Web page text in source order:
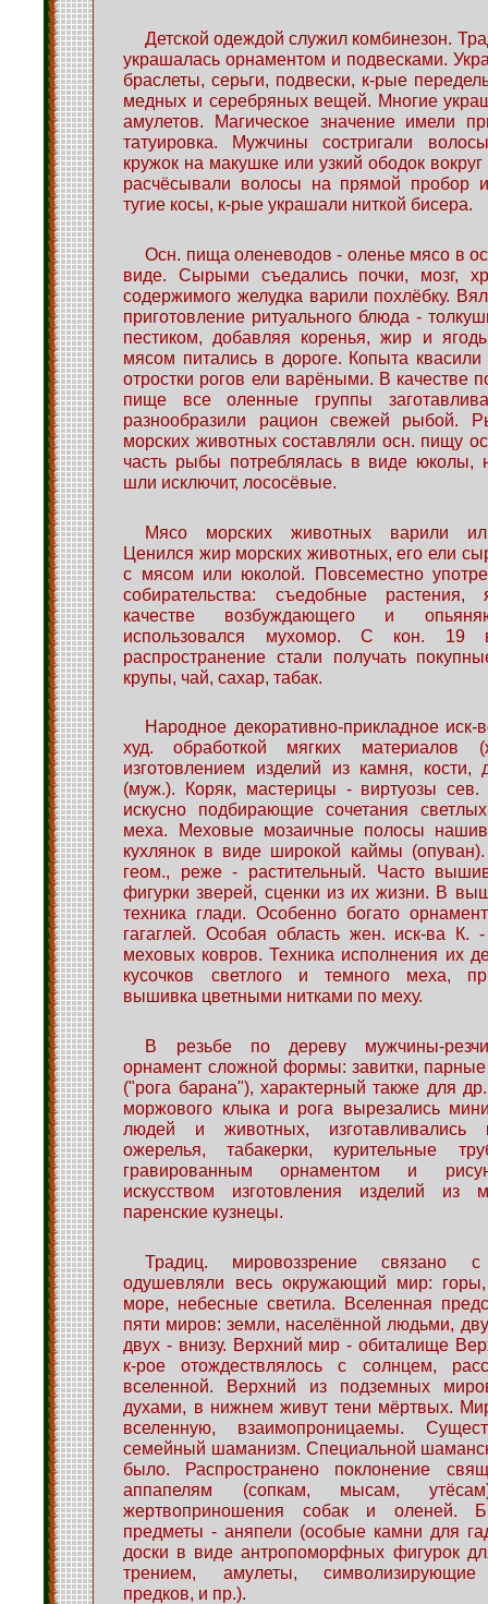
Детской одеждой служил комбинезон.
украшалась орнаментом и подвесками.
браслеты, серьги, подвески, к-рые
медных и серебряных вещей. Многие
амулетов. Магическое значение имели
татуировка. Мужчины состригали
кружок на макушке или узкий ободок
расчёсывали волосы на прямой пробор
тугие косы, к-рые украшали ниткой бисера.
Осн. пища оленеводов - оленье мясо в
виде. Сырыми съедались почки, мозг,
содержимого желудка варили похлёбку.
приготовление ритуального блюда -
пестиком, добавляя коренья, жир и
мясом питались в дороге. Копыта
отростки рогов ели варёными. В качестве
пище все оленные группы
разнообразили рацион свежей рыбой.
морских животных составляли осн. пищу
часть рыбы потреблялась в виде юколы,
шли исключит, лососёвые.
Мясо морских животных варили
Ценился жир морских животных, его ели
с мясом или юколой. Повсеместно
собирательства: съедобные
качестве возбуждающего и
использовался мухомор. С кон. 19
распространение стали получать
крупы, чай, сахар, табак.
Народное декоративно-прикладное иск-
худ. обработкой мягких материалов
изготовлением изделий из камня, кости,
(муж.). Коряк, мастерицы - виртуозы сев.
искусно подбирающие сочетания
меха. Меховые мозаичные полосы
кухлянок в виде широкой каймы
геом., реже - растительный. Часто
фигурки зверей, сценки из их жизни. В
техника глади. Особенно богато
гагаглей. Особая область жен. иск-ва К.
меховых ковров. Техника исполнения их
кусочков светлого и темного меха,
вышивка цветными нитками по меху.
В резьбе по дереву мужчины-
орнамент сложной формы: завитки,
("рога барана"), характерный также для
моржового клыка и рога вырезались
людей и животных, изготавливались
ожерелья, табакерки, курительные
гравированным орнаментом и
искусством изготовления изделий из
паренские кузнецы.
Традиц. мировоззрение связано
одушевляли весь окружающий мир: горы,
море, небесные светила. Вселенная
пяти миров: земли, населённой людьми,
двух - внизу. Верхний мир - обиталище
к-рое отождествлялось с солнцем,
вселенной. Верхний из подземных
духами, в нижнем живут тени мёртвых.
вселенную, взаимопроницаемы.
семейный шаманизм. Специальной
было. Распространено поклонение
аппапелям (сопкам, мысам,
жертвоприношения собак и оленей.
предметы - аняпели (особые камни для
доски в виде антропоморфных фигурок
трением, амулеты, символизирующие
предков, и пр.).